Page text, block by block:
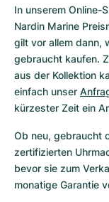
In unserem Online-
Nardin Marine
gilt vor allem dann,
gebraucht kaufen.
aus der Kollektion
einfach unser
kürzester Zeit ein
Ob neu, gebraucht
zertifizierten
bevor sie zum
monatige Garantie